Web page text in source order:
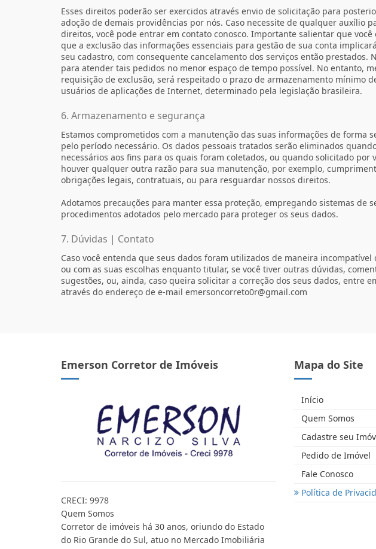
Esses direitos poderão ser exercidos através envio de solicitação para
adoção de demais providências por nós. Caso necessite de qualquer auxílio
direitos, você pode entrar em contato conosco. Importante salientar que você
que a exclusão das informações essenciais para gestão de sua conta
seu cadastro, com consequente cancelamento dos serviços então prestados.
para atender tais pedidos no menor espaço de tempo possível. No entanto,
requisição de exclusão, será respeitado o prazo de armazenamento mínimo
usuários de aplicações de Internet, determinado pela legislação brasileira.
6. Armazenamento e segurança
Estamos comprometidos com a manutenção das suas informações de forma
pelo período necessário. Os dados pessoais tratados serão eliminados
necessários aos fins para os quais foram coletados, ou quando solicitado por
houver qualquer outra razão para sua manutenção, por exemplo,
obrigações legais, contratuais, ou para resguardar nossos direitos.
Adotamos precauções para manter essa proteção, empregando sistemas de
procedimentos adotados pelo mercado para proteger os seus dados.
7. Dúvidas | Contato
Caso você entenda que seus dados foram utilizados de maneira incompatível
ou com as suas escolhas enquanto titular, se você tiver outras dúvidas,
sugestões, ou, ainda, caso queira solicitar a correção dos seus dados, entre
através do endereço de e-mail emersoncorreto0r@gmail.com
Emerson Corretor de Imóveis
CRECI: 9978
Quem Somos
Corretor de imóveis há 30 anos, oriundo do Estado
do Rio Grande do Sul, atuo no Mercado Imobiliária
Mapa do Site
Início
Quem Somos
Cadastre seu
Pedido de Imóvel
Fale Conosco
Política de